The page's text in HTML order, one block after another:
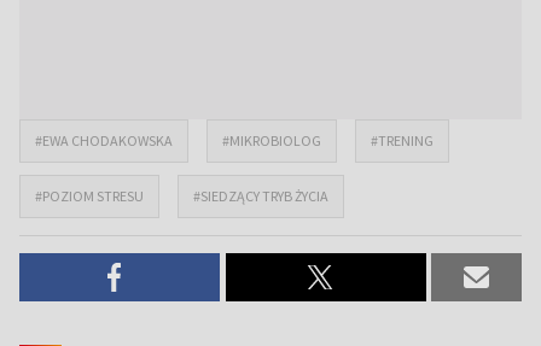
#EWA CHODAKOWSKA #MIKROBIOLOG #TRENING
#POZIOM STRESU #SIEDZĄCY TRYB ŻYCIA